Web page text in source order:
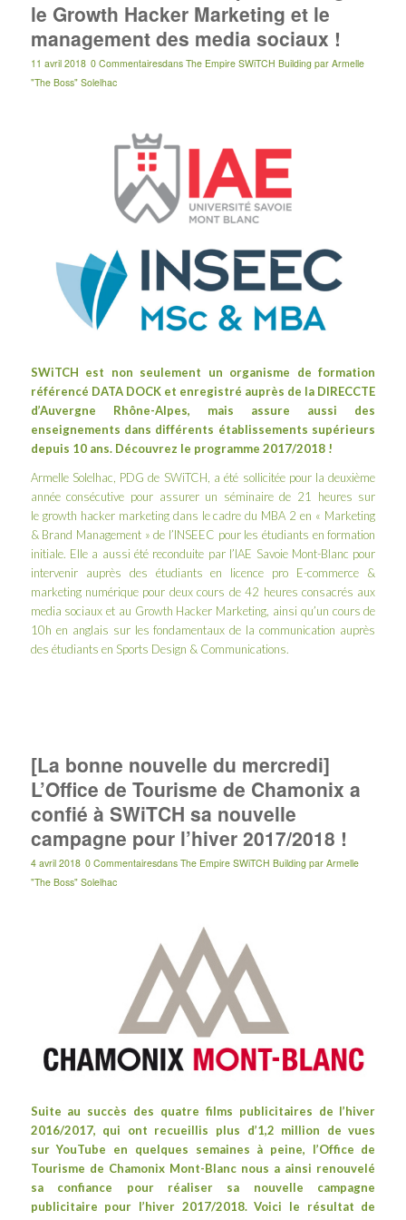
le Growth Hacker Marketing et le
management des media sociaux !
11 avril 2018 0 Commentairesdans The Empire SWiTCH Building par Armelle
"The Boss" Solelhac
SWiTCH est non seulement un organisme de formation
référencé DATA DOCK et enregistré auprès de la DIRECCTE
d’Auvergne Rhône-Alpes, mais assure aussi des
enseignements dans différents établissements supérieurs
depuis 10 ans. Découvrez le programme 2017/2018 !
Armelle Solelhac, PDG de SWiTCH, a été sollicitée pour la deuxième
année consécutive pour assurer un séminaire de 21 heures sur
le growth hacker marketingdans le cadre du MBA 2 en « Marketing
& Brand Management » de l’INSEEC pour les étudiants en formation
initiale. Elle a aussi été reconduite par l’IAE Savoie Mont-Blanc pour
intervenir auprès des étudiants en licence pro E-commerce &
marketing numérique pour deux cours de 42 heures consacrés aux
media sociaux et au Growth Hacker Marketing, ainsi qu’un cours de
10h en anglais sur les fondamentaux de la communication auprès
des étudiants en Sports Design & Communications.
[La bonne nouvelle du mercredi]
L’Office de Tourisme de Chamonix a
confié à SWiTCH sa nouvelle
campagne pour l’hiver 2017/2018 !
4 avril 2018 0 Commentairesdans The Empire SWiTCH Building par Armelle
"The Boss" Solelhac
Suite au succès des quatre films publicitaires de l’hiver
2016/2017, qui ont recueillis plus d’1,2 million de vues
surYouTube en quelques semaines à peine, l’Office de
Tourisme de Chamonix Mont-Blancnous a ainsi renouvelé
sa confiance pour réaliser sa nouvelle campagne
publicitaire pour l’hiver 2017/2018. Voici le résultat de